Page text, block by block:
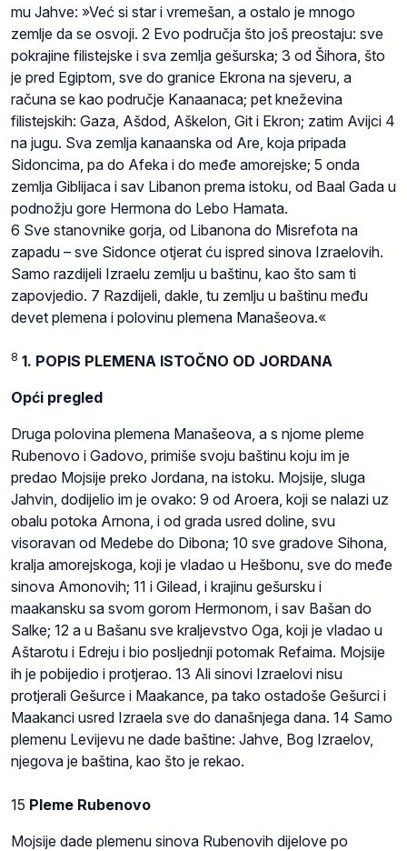
mu Jahve: »Već si star i vremešan, a ostalo je mnogo
zemlje da se osvoji. 2 Evo područja što još preostaju: sve
pokrajine filistejske i sva zemlja gešurska; 3 od Šihora, što
je pred Egiptom, sve do granice Ekrona na sjeveru, a
računa se kao područje Kanaanaca; pet kneževina
filistejskih: Gaza, Ašdod, Aškelon, Git i Ekron; zatim Avijci 4
na jugu. Sva zemlja kanaanska od Are, koja pripada
Sidoncima, pa do Afeka i do međe amorejske; 5 onda
zemlja Giblijaca i sav Libanon prema istoku, od Baal Gada u
podnožju gore Hermona do Lebo Hamata.
6 Sve stanovnike gorja, od Libanona do Misrefota na
zapadu – sve Sidonce otjerat ću ispred sinova Izraelovih.
Samo razdijeli Izraelu zemlju u baštinu, kao što sam ti
zapovjedio. 7 Razdijeli, dakle, tu zemlju u baštinu među
devet plemena i polovinu plemena Manašeova.«
8 1. POPIS PLEMENA ISTOČNO OD JORDANA
Opći pregled
Druga polovina plemena Manašeova, a s njome pleme
Rubenovo i Gadovo, primiše svoju baštinu koju im je
predao Mojsije preko Jordana, na istoku. Mojsije, sluga
Jahvin, dodijelio im je ovako: 9 od Aroera, koji se nalazi uz
obalu potoka Arnona, i od grada usred doline, svu
visoravan od Medebe do Dibona; 10 sve gradove Sihona,
kralja amorejskoga, koji je vladao u Hešbonu, sve do međe
sinova Amonovih; 11 i Gilead, i krajinu gešursku i
maakansku sa svom gorom Hermonom, i sav Bašan do
Salke; 12 a u Bašanu sve kraljevstvo Oga, koji je vladao u
Aštarotu i Edreju i bio posljednji potomak Refaima. Mojsije
ih je pobijedio i protjerao. 13 Ali sinovi Izraelovi nisu
protjerali Gešurce i Maakance, pa tako ostadoše Gešurci i
Maakanci usred Izraela sve do današnjega dana. 14 Samo
plemenu Levijevu ne dade baštine: Jahve, Bog Izraelov,
njegova je baština, kao što je rekao.
15 Pleme Rubenovo
Mojsije dade plemenu sinova Rubenovih dijelove po